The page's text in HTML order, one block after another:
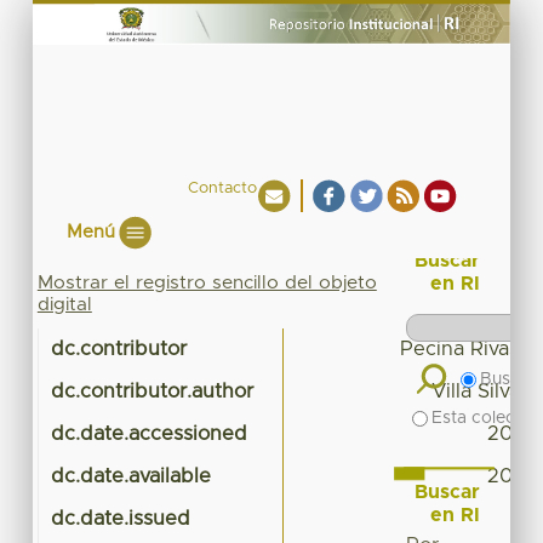
Contacto
Menú
Mostrar el registro sencillo del objeto
digital
dc.contributor Pecina Rivas,
dc.contributor.author Villa Silva,
dc.date.accessioned
dc.date.available
dc.date.issued
Buscar
en RI
Buscar
Esta
Buscar
en RI